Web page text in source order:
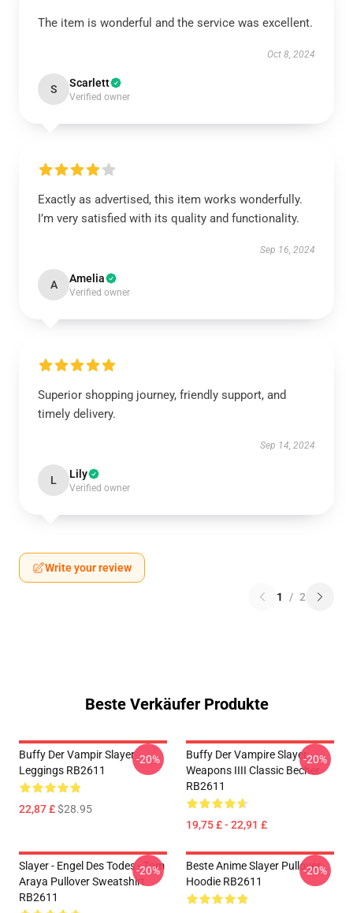
The item is wonderful and the service was excellent.
Oct 8, 2024
S Scarlett
Verified owner
Exactly as advertised, this item works wonderfully.
I’m very satisfied with its quality and functionality.
Sep 16, 2024
A Amelia
Verified owner
Superior shopping journey, friendly support, and
timely delivery.
Sep 14, 2024
L Lily
Verified owner
Write your review
1 / 2
Beste Verkäufer Produkte
Buffy Der Vampir Slayer
Leggings RB2611
22,87 £$28.95
-20%
Buffy Der Vampire Slayer
Weapons IIII Classic Becher
RB2611
19,75 £ - 22,91 £
-20%
Slayer - Engel Des Todes - Tom
Araya Pullover Sweatshirt
RB2611
-20%
Beste Anime Slayer Pullover
Hoodie RB2611
-20%